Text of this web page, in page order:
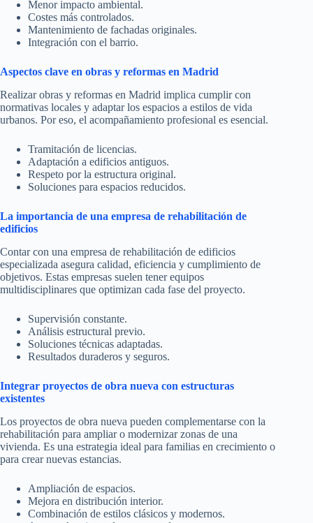
Menor impacto ambiental.
Costes más controlados.
Mantenimiento de fachadas originales.
Integración con el barrio.
Aspectos clave en obras y reformas en Madrid
Realizar obras y reformas en Madrid implica cumplir con
normativas locales y adaptar los espacios a estilos de vida
urbanos. Por eso, el acompañamiento profesional es esencial.
Tramitación de licencias.
Adaptación a edificios antiguos.
Respeto por la estructura original.
Soluciones para espacios reducidos.
La importancia de una empresa de rehabilitación de
edificios
Contar con una empresa de rehabilitación de edificios
especializada asegura calidad, eficiencia y cumplimiento de
objetivos. Estas empresas suelen tener equipos
multidisciplinares que optimizan cada fase del proyecto.
Supervisión constante.
Análisis estructural previo.
Soluciones técnicas adaptadas.
Resultados duraderos y seguros.
Integrar proyectos de obra nueva con estructuras
existentes
Los proyectos de obra nueva pueden complementarse con la
rehabilitación para ampliar o modernizar zonas de una
vivienda. Es una estrategia ideal para familias en crecimiento o
para crear nuevas estancias.
Ampliación de espacios.
Mejora en distribución interior.
Combinación de estilos clásicos y modernos.